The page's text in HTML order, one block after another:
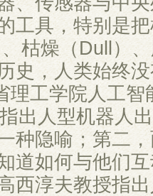
工具，特别是
枯燥（Dull）
史，人类始终
理工学院人工
出人型机器人
种隐喻；第二
道如何与他们
西淳夫教授指